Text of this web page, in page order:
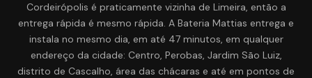
Cordeirópolis é praticamente vizinha de Limeira, então a
entrega rápida é mesmo rápida. A Bateria Mattias entrega e
instala no mesmo dia, em até 47 minutos, em qualquer
endereço da cidade: Centro, Perobas, Jardim São Luiz,
distrito de Cascalho, área das chácaras e até em pontos de